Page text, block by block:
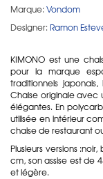
Marque: Vondom
Designer: Ramon
KIMONO est une
pour la marque
traditionnels
Chaise originale avec
élégantes. En
utilisée en intérieur
chaise de restaurant
Plusieurs versions
cm, son assise est de
et légère.